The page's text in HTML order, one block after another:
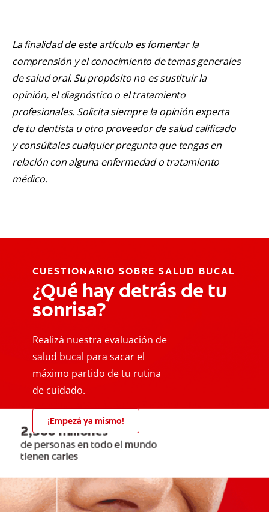
La finalidad de este artículo es fomentar la
comprensión y el conocimiento de temas generales
de salud oral. Su propósito no es sustituir la
opinión, el diagnóstico o el tratamiento
profesionales. Solicita siempre la opinión experta
de tu dentista u otro proveedor de salud calificado
y consúltales cualquier pregunta que tengas en
relación con alguna enfermedad o tratamiento
médico.
CUESTIONARIO SOBRE SALUD BUCAL
¿Qué hay detrás de tu
sonrisa?
Realizá nuestra evaluación de
salud bucal para sacar el
máximo partido de tu rutina
de cuidado.
¡Empezá ya mismo!